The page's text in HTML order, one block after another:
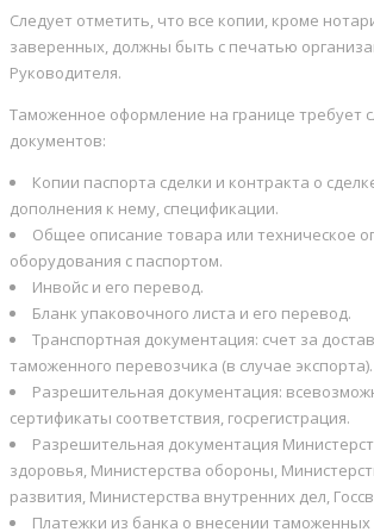
Следует отметить, что все копии, кроме
заверенных, должны быть с печатью
Руководителя.
Таможенное оформление на границе требует
документов:
Копии паспорта сделки и контракта о
дополнения к нему, спецификации.
Общее описание товара или техническое
оборудования с паспортом.
Инвойс и его перевод.
Бланк упаковочного листа и его перевод.
Транспортная документация: счет за
таможенного перевозчика (в случае экспорта).
Разрешительная документация:
сертификаты соответствия, госрегистрация.
Разрешительная документация
здоровья, Министерства обороны,
развития, Министерства внутренних дел,
Платежки из банка о внесении таможенных